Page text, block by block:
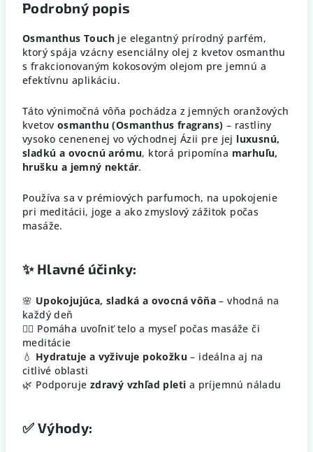
Podrobný popis
Osmanthus Touch je elegantný prírodný parfém,
ktorý spája vzácny esenciálny olej z kvetov osmanthu
s frakcionovaným kokosovým olejom pre jemnú a
efektívnu aplikáciu.
Táto výnimočná vôňa pochádza z jemných oranžových
kvetov osmanthu (Osmanthus fragrans) – rastliny
vysoko cenenenej vo východnej Ázii pre jej luxusnú,
sladkú a ovocnú arómu, ktorá pripomína marhuľu,
hrušku a jemný nektár.
Používa sa v prémiových parfumoch, na upokojenie
pri meditácii, joge a ako zmyslový zážitok počas
masáže.
✨ Hlavné účinky:
🌸 Upokojujúca, sladká a ovocná vôňa – vhodná na
každý deň
💆‍♀️ Pomáha uvoľniť telo a myseľ počas masáže či
meditácie
💧 Hydratuje a vyživuje pokožku – ideálna aj na
citlivé oblasti
🌿 Podporuje zdravý vzhľad pleti a príjemnú náladu
✅ Výhody: